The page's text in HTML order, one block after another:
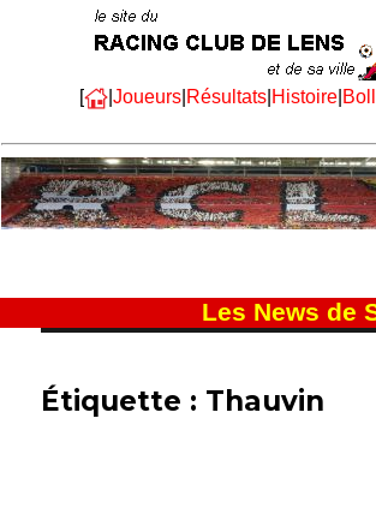
[ | Joueurs| Résultats| Histoire|
Les News de
Étiquette : Thauvin